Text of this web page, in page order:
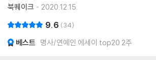
북퀘이크
2020.12.15.
9.6 34
베스트 명사/연예인 에세이 top20 2주